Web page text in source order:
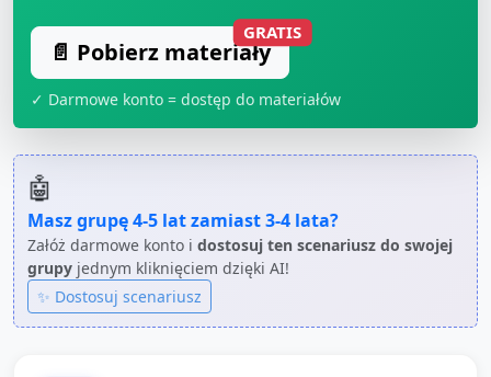
📄 Pobierz materiały
GRATIS
✓ Darmowe konto = dostęp do materiałów
🤖
Masz grupę4-5 latzamiast3-4 lata?
Załóż darmowe konto i dostosuj ten scenariusz do swojej
grupy jednym kliknięciem dzięki AI!
✨ Dostosuj scenariusz